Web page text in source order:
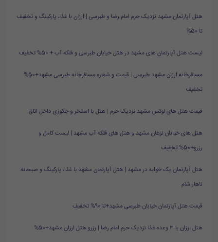
هتل آپارتمان مشهد نزدیک حرم امام رضا و طبرسی | ارزان با غذا، پارکینگ و تخفیف
تا 50%
لیست هتل آپارتمان های مشهد در هتل خیابان طبرسی و فلکه آب + 50% تخفیف
مسافرخانه ارزان مشهد طبرسی | قیمت و شماره مسافرخانه طبرسی مشهد+50%
تخفیف
قیمت هتل های لوکس مشهد نزدیک حرم | هتل با استخر و جکوزی داخل اتاق
هتل های خیابان نوغان مشهد و هتل های فلکه آب مشهد | لیست کامل و
رزرو+50% تخفیف
هتل آپارتمان یک خوابه در مشهد | هتل آپارتمان مشهد با غذا، پارکینگ و صبحانه
ناهار شام
قیمت هتل آپارتمان خیابان طبرسی مشهد+تا 90% تخفیف
هتل ارزان با ۳ وعده غذا نزدیک حرم امام رضا | رزرو هتل ارزان مشهد+50%